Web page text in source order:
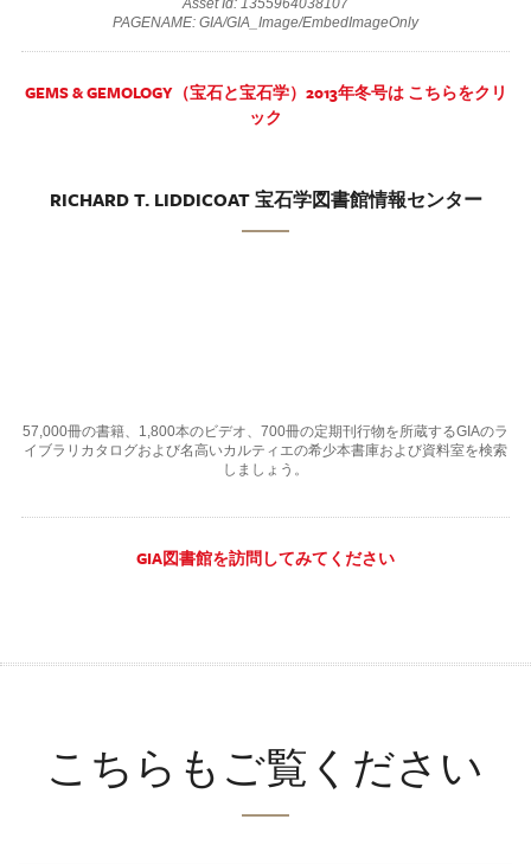
PAGENAME: GIA/GIA_Image/EmbedImageOnly
GEMS & GEMOLOGY（宝石と宝石学）2013年冬号は こちらをクリ
ック
RICHARD T. LIDDICOAT 宝石学図書館情報センター
57,000冊の書籍、1,800本のビデオ、700冊の定期刊行物を所蔵するGIAのラ
イブラリカタログおよび名高いカルティエの希少本書庫および資料室を検索
しましょう。
GIA図書館を訪問してみてください
こちらもご覧ください